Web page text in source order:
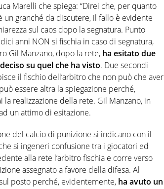
Marelli che spiega: “Direi che, per quanto
un granché da discutere, il fallo è evidente
sul caos dopo la segnatura. Punto
anni NON si fischia in caso di segnatura,
Gil Manzano, dopo la rete, ha esitato due
su quel che ha visto. Due secondi
il fischio dell’arbitro che non può che aver
essere altra la spiegazione perché,
la realizzazione della rete. Gil Manzano, in
un attimo di esitazione.
del calcio di punizione si indicano con il
si ingeneri confusione tra i giocatori ed
alla rete l’arbitro fischia e corre verso
assegnato a favore della difesa. Al
posto perché, evidentemente, ha avuto un